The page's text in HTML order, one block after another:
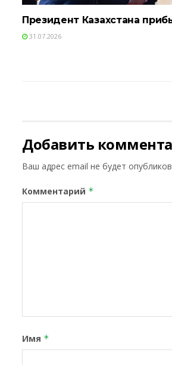
Президент Казахстана
31.07.2026
Добавить
Ваш адрес email не будет
Комментарий *
Имя *